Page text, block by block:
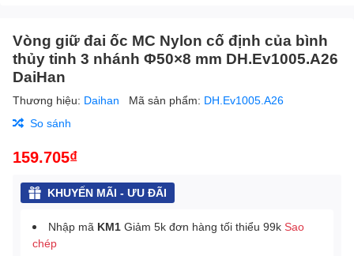
Vòng giữ đai ốc MC Nylon cố định của bình
thủy tinh 3 nhánh Φ50×8 mm DH.Ev1005.A26
DaiHan
Thương hiệu: Daihan Mã sản phẩm: DH.Ev1005.A26
So sánh
159.705₫
KHUYẾN MÃI - ƯU ĐÃI
Nhập mã KM1 Giảm 5k đơn hàng tối thiểu 99k Sao
chép